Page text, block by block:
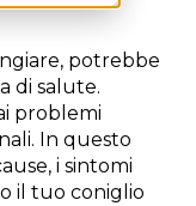
potrebbe
di salute.
problemi
In questo
i sintomi
il tuo coniglio